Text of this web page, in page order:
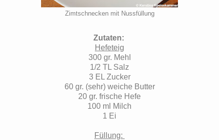
Zimtschnecken mit Nussfüllung
Zutaten:
Hefeteig
300 gr. Mehl
1/2 TL Salz
3 EL Zucker
60 gr. (sehr) weiche Butter
20 gr. frische Hefe
100 ml Milch
1 Ei
Füllung: